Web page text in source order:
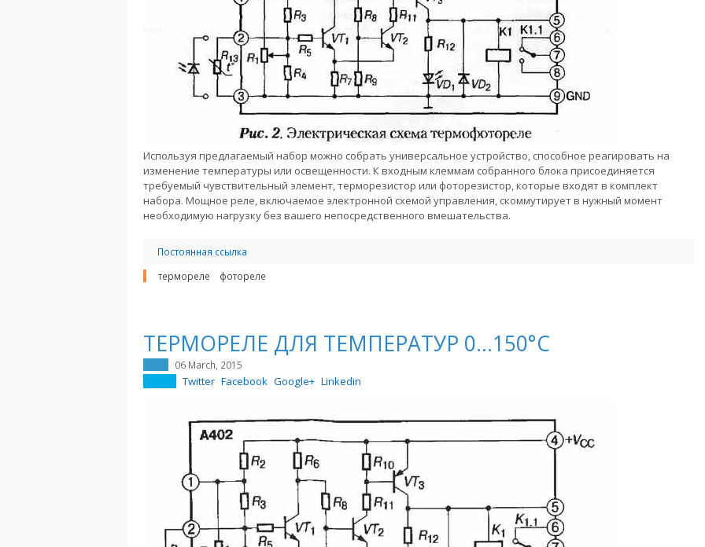
Используя предлагаемый набор можно собрать универсальное устройство, способное реагировать на
изменение температуры или освещенности. К входным клеммам собранного блока присоединяется
требуемый чувствительный элемент, терморезистор или фоторезистор, которые входят в комплект
набора. Мощное реле, включаемое электронной схемой управления, скоммутирует в нужный момент
необходимую нагрузку без вашего непосредственного вмешательства.
Постоянная ссылка
термореле
фотореле
ТЕРМОРЕЛЕ ДЛЯ ТЕМПЕРАТУР 0...150°С
06 March, 2015
Twitter Facebook Google+ Linkedin